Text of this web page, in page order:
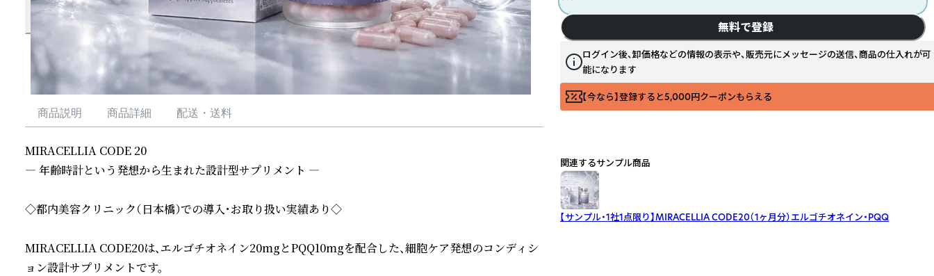
商品説明 商品詳細 配送・送料
MIRACELLIA CODE 20
― 年齢時計という発想から生まれた設計型サプリメント ―
◇都内美容クリニック（日本橋）での導入・お取り扱い実績あり◇
MIRACELLIA CODE20は、エルゴチオネイン20mgとPQQ10mgを配合した、細胞ケア発想のコンディシ
ョン設計サプリメントです。
無料で登録
ログイン後、卸価格などの情報の表示や、販売元にメッセージの送信、商品の仕入れが可
能になります
【今なら】登録すると5,000円クーポンもらえる
関連するサンプル商品
【サンプル・1社1点限り】MIRACELLIA CODE20（1ヶ月分）エルゴチオネイン・PQQ